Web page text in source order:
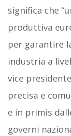
significa che
produttiva
per garantire
industria a
vice
precisa e
e in primis
governi